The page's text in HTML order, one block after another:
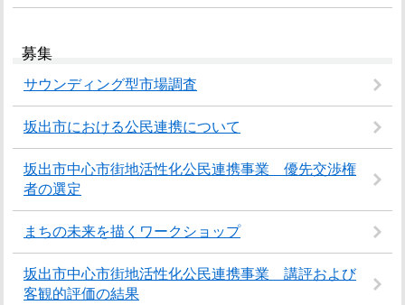
募集
サウンディング型市場調査
坂出市における公民連携について
坂出市中心市街地活性化公民連携事業 優先交渉権
者の選定
まちの未来を描くワークショップ
坂出市中心市街地活性化公民連携事業 講評および
客観的評価の結果